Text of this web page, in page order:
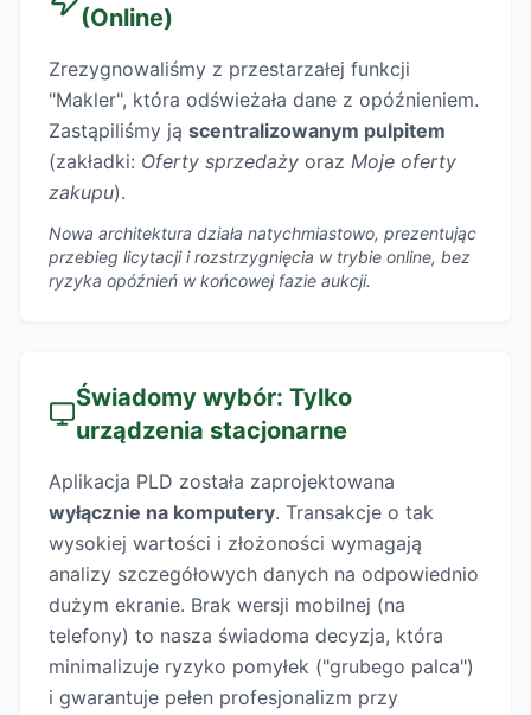
(Online)
Zrezygnowaliśmy z przestarzałej funkcji
"Makler", która odświeżała dane z opóźnieniem.
Zastąpiliśmy ją scentralizowanym pulpitem
(zakładki: Oferty sprzedaży oraz Moje oferty
zakupu).
Nowa architektura działa natychmiastowo, prezentując
przebieg licytacji i rozstrzygnięcia w trybie online, bez
ryzyka opóźnień w końcowej fazie aukcji.
Świadomy wybór: Tylko
urządzenia stacjonarne
Aplikacja PLD została zaprojektowana
wyłącznie na komputery. Transakcje o tak
wysokiej wartości i złożoności wymagają
analizy szczegółowych danych na odpowiednio
dużym ekranie. Brak wersji mobilnej (na
telefony) to nasza świadoma decyzja, która
minimalizuje ryzyko pomyłek ("grubego palca")
i gwarantuje pełen profesjonalizm przy